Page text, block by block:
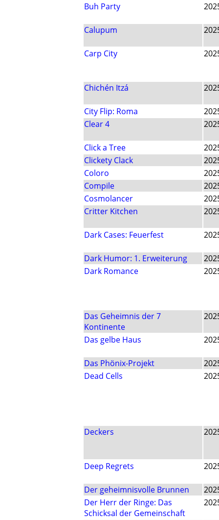
Buh Party
Calupum
Carp City
Chichén Itzá
City Flip: Roma
Clear 4
Click a Tree
Clickety Clack
Coloro
Compile
Cosmolancer
Critter Kitchen
Dark Cases: Feuerfest
Dark Humor: 1. Erweiterung
Dark Romance
Das Geheimnis der 7
Kontinente
Das gelbe Haus
Das Phönix-Projekt
Dead Cells
Deckers
Deep Regrets
Der geheimnisvolle Brunnen
Der Herr der Ringe: Das
Schicksal der Gemeinschaft